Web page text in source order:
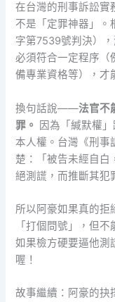
在台灣的刑事訴訟實
不是「定罪神器」。
字第7539號判決）
必須符合一定程序（
備專業資格等），才
換句話說——法官不
罪。
因為「緘默權
本人權。台灣《刑事
楚：「被告未經自白
絕測謊，而推斷其犯
所以阿豪如果真的拒
「打個問號」，但
如果檢方硬要逼他測
喔！
故事繼續：阿豪的抉